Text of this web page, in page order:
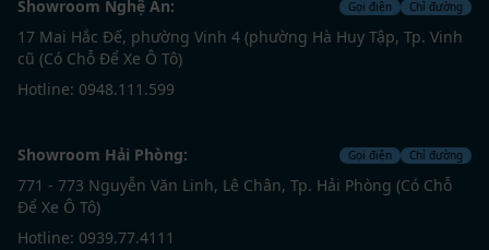
Showroom Nghệ An: Gọi điện Chỉ đường
17 Mai Hắc Đế, phường Vinh 4 (phường Hà Huy Tập, Tp. Vinh
cũ (Có Chỗ Để Xe Ô Tô)
Hotline: 0948.111.599
Showroom Hải Phòng: Gọi điện Chỉ đường
771 - 773 Nguyễn Văn Linh, Lê Chân, Tp. Hải Phòng (Có Chỗ
Để Xe Ô Tô)
Hotline: 0939.77.4111